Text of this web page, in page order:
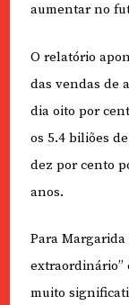
aumentar no
O relatório
das vendas de
dia oito por
os 5.4 biliões
dez por cento
anos.
Para Margarida
extraordinário”
muito